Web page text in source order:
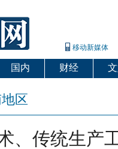
移动新媒体
国内 财经
区
、传统生产